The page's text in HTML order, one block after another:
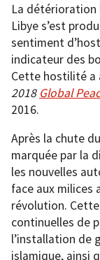
La détérioration
Libye s’est
sentiment
indicateur des
Cette hostilité a
2018 Global
2016.
Après la chute du
marquée par la
les nouvelles
face aux milices
révolution.
continuelles de
l’installation de
islamique, ainsi